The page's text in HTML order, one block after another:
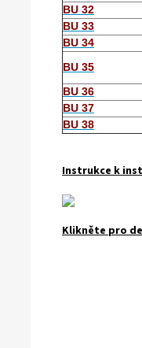
BU 32
BU 33
BU 34
BU 35
BU 36
BU 37
BU 38
Instrukce k
Klikněte pro